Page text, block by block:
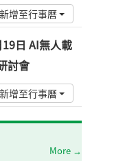
新增至行事曆
19日 AI無人載
討會
新增至行事曆
More →